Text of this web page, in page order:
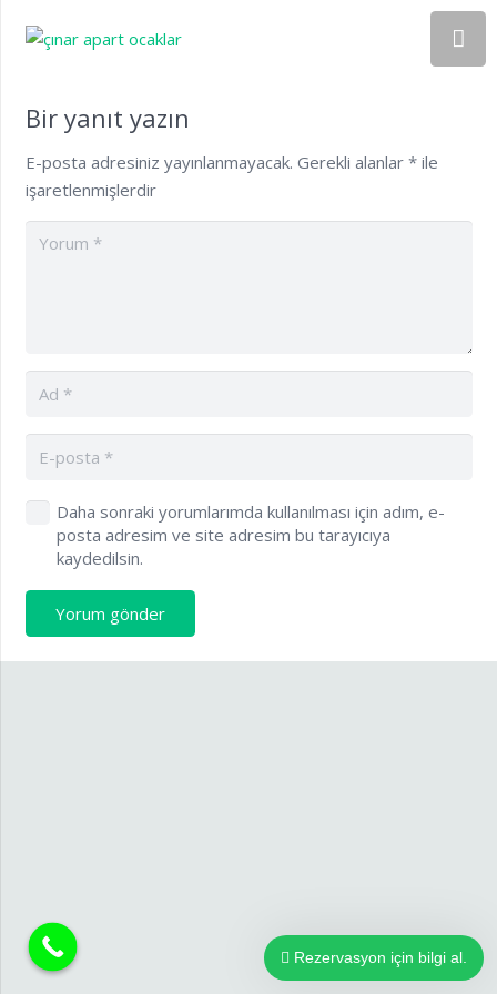
Bir yanıt yazın
E-posta adresiniz yayınlanmayacak. Gerekli alanlar *ile
işaretlenmişlerdir
Daha sonraki yorumlarımda kullanılması için adım, e-
posta adresim ve site adresim bu tarayıcıya
kaydedilsin.
Yorum gönder
Rezervasyon için bilgi al.